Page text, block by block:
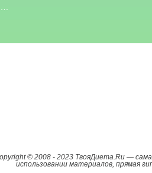
© 2008 - 2023 ТвояДиета.Ru —
использовании материалов, прямая